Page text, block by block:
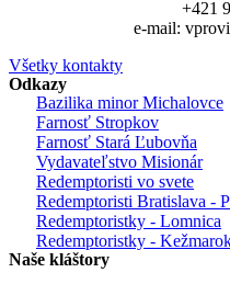
+421
e-mail:
Všetky kontakty
Odkazy
Bazilika minor Michalovce
Farnosť Stropkov
Farnosť Stará Ľubovňa
Vydavateľstvo Misionár
Redemptoristi vo svete
Redemptoristi Bratislava -
Redemptoristky - Lomnica
Redemptoristky -
Naše kláštory